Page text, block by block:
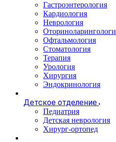
Гастроэнтерология
Кардиология
Неврология
Офтальмология
Стоматология
Терапия
Урология
Хирургия
Эндокринология
Детское отделение
Педиатрия
Детская неврология
Хирург-ортопед